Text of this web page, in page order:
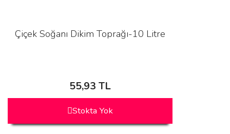
Çiçek Soğanı Dikim Toprağı-10 Litre
55,93 TL
Stokta Yok